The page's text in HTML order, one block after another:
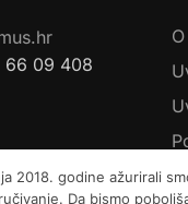
66 09 408
2018. godine ažurirali
Da bismo